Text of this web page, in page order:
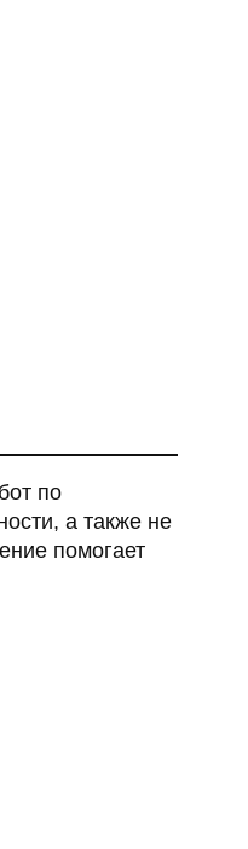
по
а также не
помогает